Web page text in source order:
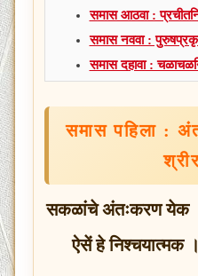
समास आठवा :
समास नववा :
समास दहावा :
समास पहिला :
सकळांचे अंतःकरण येक
ऐसें हे निश्चयात्मक